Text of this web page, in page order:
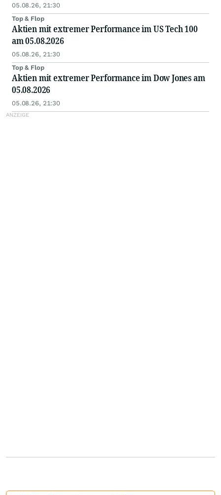
05.08.26, 21:30
Top & Flop
Aktien mit extremer Performance im US Tech 100
am 05.08.2026
05.08.26, 21:30
Top & Flop
Aktien mit extremer Performance im Dow Jones am
05.08.2026
05.08.26, 21:30